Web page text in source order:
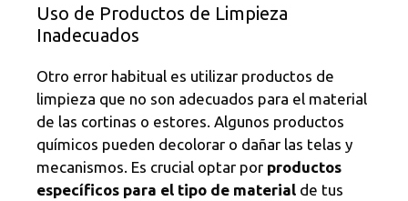
Uso de Productos de Limpieza
Inadecuados
Otro error habitual es utilizar productos de
limpieza que no son adecuados para el material
de las cortinas o estores. Algunos productos
químicos pueden decolorar o dañar las telas y
mecanismos. Es crucial optar por productos
específicos para el tipo de material de tus